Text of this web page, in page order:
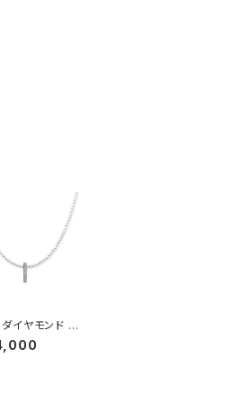
イヤモンド ペ
トップ